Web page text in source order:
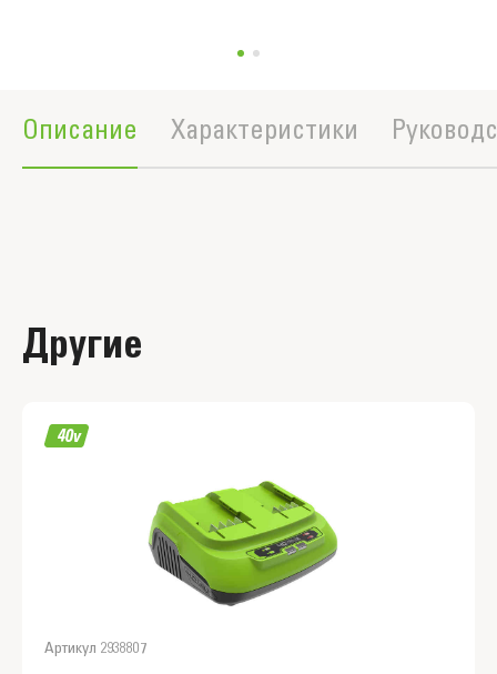
Описание Характеристики
Полное описание
Другие
Артикул 2938807